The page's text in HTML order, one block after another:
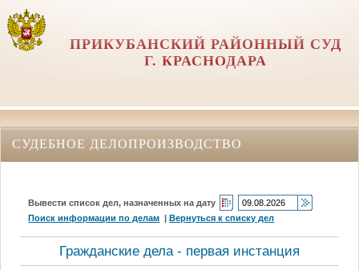
ПРИКУБАНСКИЙ РАЙОННЫЙ СУД
Г. КРАСНОДАРА
СУДЕБНОЕ ДЕЛОПРОИЗВОДСТВО
Вывести список дел, назначенных на дату
Поиск информации по делам |Вернуться к списку дел
Гражданские дела - первая инстанция